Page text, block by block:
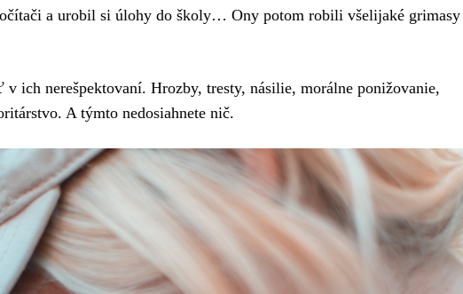
a urobil si úlohy do školy… Ony potom robili všelijaké grimasy
ich nerešpektovaní. Hrozby, tresty, násilie, morálne ponižovanie,
A týmto nedosiahnete nič.